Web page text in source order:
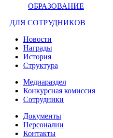
ОБРАЗОВАНИЕ
ДЛЯ СОТРУДНИКОВ
Новости
Награды
История
Структура
Медиараздел
Конкурсная комиссия
Сотрудники
Документы
Персоналии
Контакты